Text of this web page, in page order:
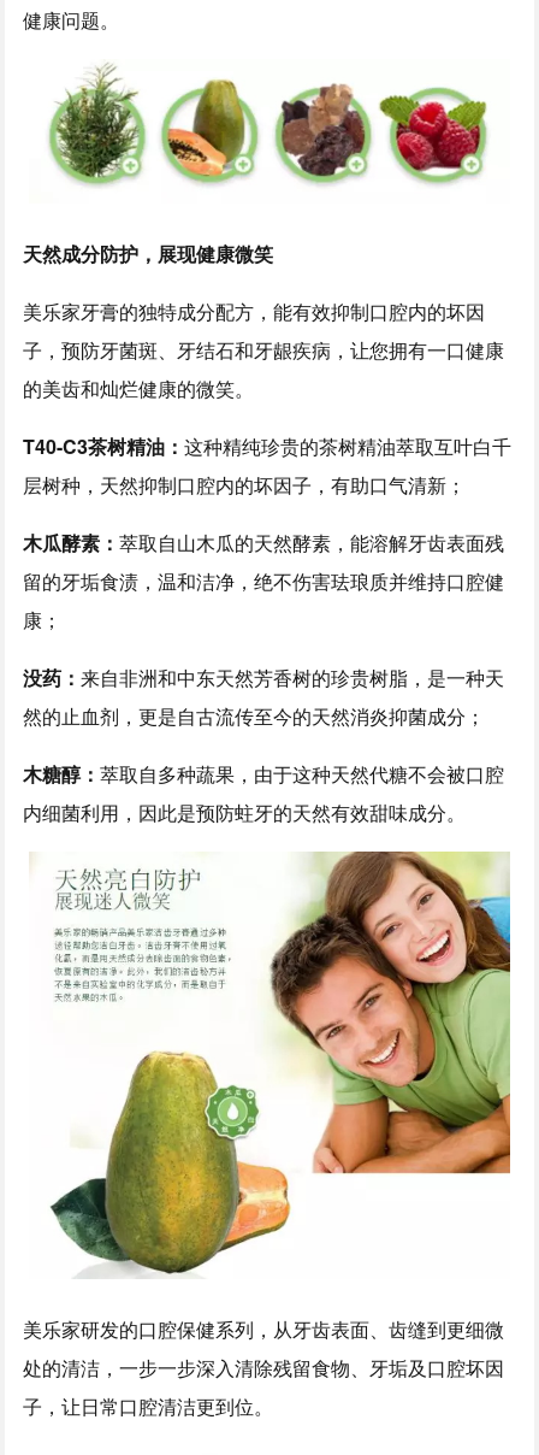
健康问题。
天然成分防护，展现健康微笑
美乐家牙膏的独特成分配方，能有效抑制口腔内的坏因
子，预防牙菌斑、牙结石和牙龈疾病，让您拥有一口健康
的美齿和灿烂健康的微笑。
T40-C3茶树精油：这种精纯珍贵的茶树精油萃取互叶白千
层树种，天然抑制口腔内的坏因子，有助口气清新；
木瓜酵素：萃取自山木瓜的天然酵素，能溶解牙齿表面残
留的牙垢食渍，温和洁净，绝不伤害珐琅质并维持口腔健
康；
没药：来自非洲和中东天然芳香树的珍贵树脂，是一种天
然的止血剂，更是自古流传至今的天然消炎抑菌成分；
木糖醇：萃取自多种蔬果，由于这种天然代糖不会被口腔
内细菌利用，因此是预防蛀牙的天然有效甜味成分。
美乐家研发的口腔保健系列，从牙齿表面、齿缝到更细微
处的清洁，一步一步深入清除残留食物、牙垢及口腔坏因
子，让日常口腔清洁更到位。